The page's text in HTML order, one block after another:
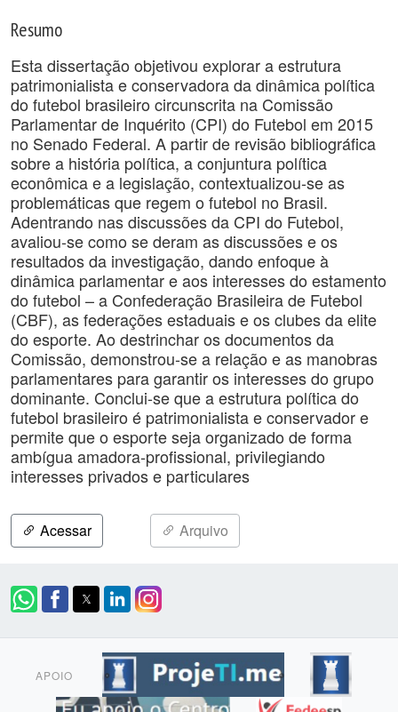
Resumo
Esta dissertação objetivou explorar a estrutura
patrimonialista e conservadora da dinâmica política
do futebol brasileiro circunscrita na Comissão
Parlamentar de Inquérito (CPI) do Futebol em 2015
no Senado Federal. A partir de revisão bibliográfica
sobre a história política, a conjuntura política
econômica e a legislação, contextualizou-se as
problemáticas que regem o futebol no Brasil.
Adentrando nas discussões da CPI do Futebol,
avaliou-se como se deram as discussões e os
resultados da investigação, dando enfoque à
dinâmica parlamentar e aos interesses do estamento
do futebol – a Confederação Brasileira de Futebol
(CBF), as federações estaduais e os clubes da elite
do esporte. Ao destrinchar os documentos da
Comissão, demonstrou-se a relação e as manobras
parlamentares para garantir os interesses do grupo
dominante. Conclui-se que a estrutura política do
futebol brasileiro é patrimonialista e conservador e
permite que o esporte seja organizado de forma
ambígua amadora-profissional, privilegiando
interesses privados e particulares
Acessar Arquivo
APOIO